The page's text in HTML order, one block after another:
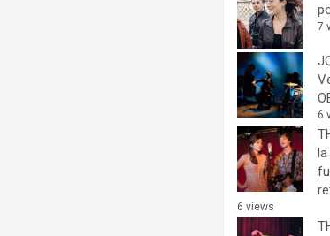
7
6
6 views